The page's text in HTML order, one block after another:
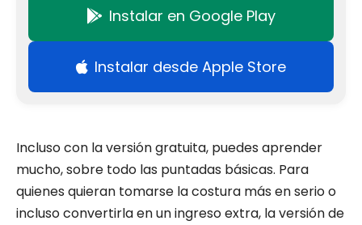
Instalar en Google Play
Instalar desde Apple Store
Incluso con la versión gratuita, puedes aprender
mucho, sobre todo las puntadas básicas. Para
quienes quieran tomarse la costura más en serio o
incluso convertirla en un ingreso extra, la versión de